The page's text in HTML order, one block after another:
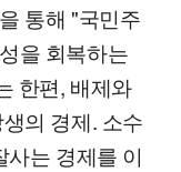
통해 "국민주
을 회복하는
한편, 배제와
의 경제. 소수
는 경제를 이